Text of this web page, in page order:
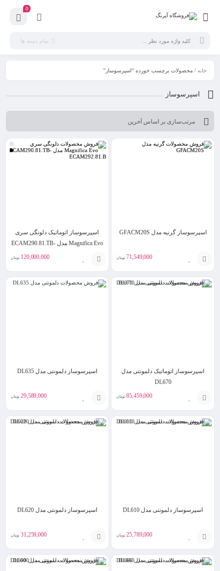
0
تمام دسته ها
خانه / محصولات برچسب خورده “اسپرسوساز”
اسپرسوساز
اسپرسوساز گرنیه مدل GFACM20S
71,549,000 تومان
به
اسپرسوساز اتوماتیک دلونگی سری
Magnifica Evo مدل ECAM290.81.TB-
ECAM292.81.B
120,000,000 تومان
گزینه
اسپرسوساز اتوماتیک دلمونتی مدل
DL670
85,459,000 تومان
به
اسپرسوساز دلمونتی مدل DL635
29,589,000 تومان
به
اسپرسوساز دلمونتی مدل DL610
25,789,000 تومان
به
اسپرسوساز دلمونتی مدل DL620
31,259,000 تومان
به